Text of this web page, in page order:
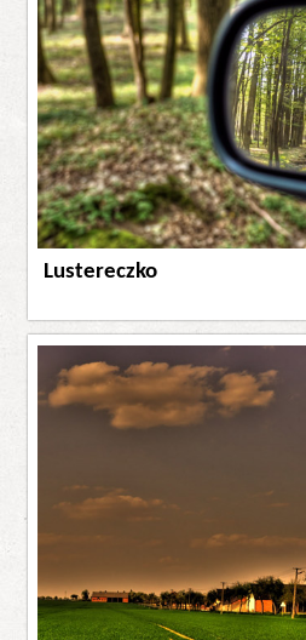
Lustereczko